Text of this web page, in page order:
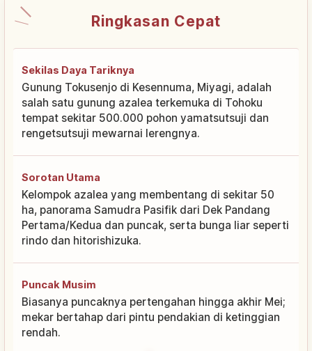
Ringkasan Cepat
Sekilas Daya Tariknya
Gunung Tokusenjo di Kesennuma, Miyagi, adalah
salah satu gunung azalea terkemuka di Tohoku
tempat sekitar 500.000 pohon yamatsutsuji dan
rengetsutsuji mewarnai lerengnya.
Sorotan Utama
Kelompok azalea yang membentang di sekitar 50
ha, panorama Samudra Pasifik dari Dek Pandang
Pertama/Kedua dan puncak, serta bunga liar seperti
rindo dan hitorishizuka.
Puncak Musim
Biasanya puncaknya pertengahan hingga akhir Mei;
mekar bertahap dari pintu pendakian di ketinggian
rendah.